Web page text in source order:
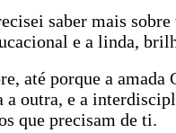
saber mais
e a linda,
até porque a
outra, e a
que precisam de ti.